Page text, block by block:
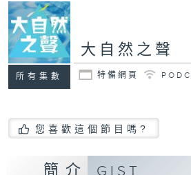
所有集數
大自然之聲
特備網頁
您喜歡這個節目嗎?
簡介 GIST